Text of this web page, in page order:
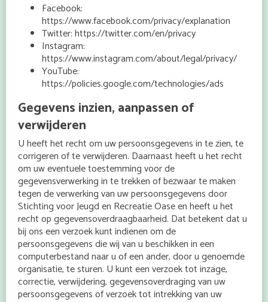
Facebook:
https://www.facebook.com/privacy/explanation
Twitter: https://twitter.com/en/privacy
Instagram:
https://www.instagram.com/about/legal/privacy/
YouTube:
https://policies.google.com/technologies/ads
Gegevens inzien, aanpassen of
verwijderen
U heeft het recht om uw persoonsgegevens in te zien, te
corrigeren of te verwijderen. Daarnaast heeft u het recht
om uw eventuele toestemming voor de
gegevensverwerking in te trekken of bezwaar te maken
tegen de verwerking van uw persoonsgegevens door
Stichting voor Jeugd en Recreatie Oase en heeft u het
recht op gegevensoverdraagbaarheid. Dat betekent dat u
bij ons een verzoek kunt indienen om de
persoonsgegevens die wij van u beschikken in een
computerbestand naar u of een ander, door u genoemde
organisatie, te sturen. U kunt een verzoek tot inzage,
correctie, verwijdering, gegevensoverdraging van uw
persoonsgegevens of verzoek tot intrekking van uw